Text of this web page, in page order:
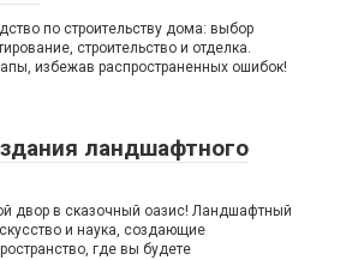
по строительству дома: выбор
строительство и отделка.
избежав распространенных ошибок!
ландшафтного
двор в сказочный оазис! Ландшафтный
и наука, создающие
где вы будете